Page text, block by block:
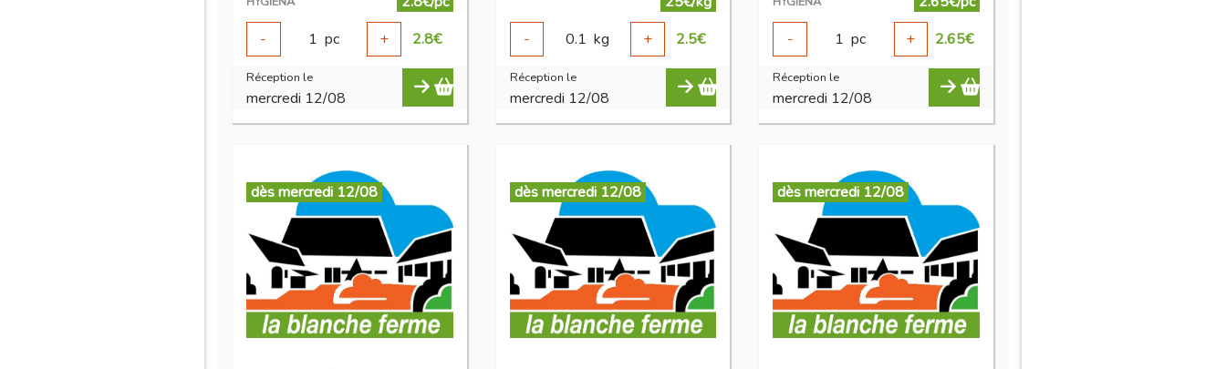
-
1 pc + 2.8€
Réception le
mercredi 12/08
-
0.1 kg + 2.5€
Réception le
mercredi 12/08
-
1 pc + 2.65€
Réception le
mercredi 12/08
dès mercredi 12/08 dès mercredi 12/08 dès mercredi 12/08